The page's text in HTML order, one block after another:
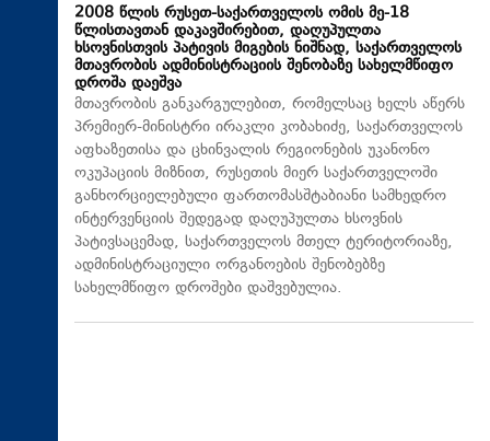
2008 წლის რუსეთ-საქართველოს ომის მე-18
წლისთავთან დაკავშირებით, დაღუპულთა
ხსოვნისთვის პატივის მიგების ნიშნად, საქართველოს
მთავრობის ადმინისტრაციის შენობაზე სახელმწიფო
დროშა დაეშვა
მთავრობის განკარგულებით, რომელსაც ხელს აწერს
პრემიერ-მინისტრი ირაკლი კობახიძე, საქართველოს
აფხაზეთისა და ცხინვალის რეგიონების უკანონო
ოკუპაციის მიზნით, რუსეთის მიერ საქართველოში
განხორციელებული ფართომასშტაბიანი სამხედრო
ინტერვენციის შედეგად დაღუპულთა ხსოვნის
პატივსაცემად, საქართველოს მთელ ტერიტორიაზე,
ადმინისტრაციული ორგანოების შენობებზე
სახელმწიფო დროშები დაშვებულია.